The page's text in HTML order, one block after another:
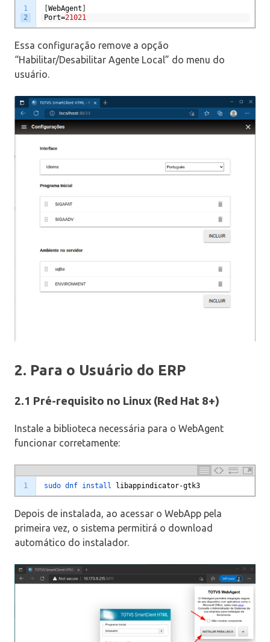
1
2
WebAgent
Port=21021
Essa configuração remove a opção
“Habilitar/Desabilitar Agente Local” do menu do
usuário.
2. Para o Usuário do ERP
2.1 Pré-requisito no Linux (Red Hat 8+)
Instale a biblioteca necessária para o WebAgent
funcionar corretamente:
1 sudo dnf install libappindicator-gtk3
Depois de instalada, ao acessar o WebApp pela
primeira vez, o sistema permitirá o download
automático do instalador.